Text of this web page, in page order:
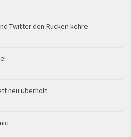
Twitter den Rücken kehre
neu überholt